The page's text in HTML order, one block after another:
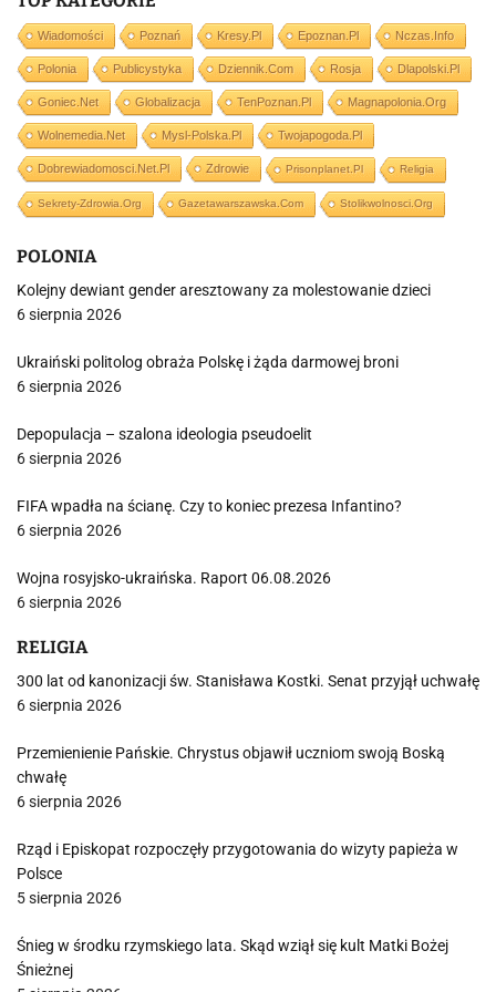
Wiadomości Poznań Kresy.pl Epoznan.pl Nczas.info
Polonia Publicystyka Dziennik.com Rosja Dlapolski.pl
Goniec.net Globalizacja TenPoznan.pl Magnapolonia.org
Wolnemedia.net Mysl-Polska.pl Twojapogoda.pl
Dobrewiadomosci.net.pl Zdrowie Prisonplanet.pl Religia
Sekrety-Zdrowia.org Gazetawarszawska.com Stolikwolnosci.org
POLONIA
Kolejny dewiant gender aresztowany za molestowanie dzieci
6 sierpnia 2026
Ukraiński politolog obraża Polskę i żąda darmowej broni
6 sierpnia 2026
Depopulacja – szalona ideologia pseudoelit
6 sierpnia 2026
FIFA wpadła na ścianę. Czy to koniec prezesa Infantino?
6 sierpnia 2026
Wojna rosyjsko-ukraińska. Raport 06.08.2026
6 sierpnia 2026
RELIGIA
300 lat od kanonizacji św. Stanisława Kostki. Senat przyjął uchwałę
6 sierpnia 2026
Przemienienie Pańskie. Chrystus objawił uczniom swoją Boską
chwałę
6 sierpnia 2026
Rząd i Episkopat rozpoczęły przygotowania do wizyty papieża w
Polsce
5 sierpnia 2026
Śnieg w środku rzymskiego lata. Skąd wziął się kult Matki Bożej
Śnieżnej